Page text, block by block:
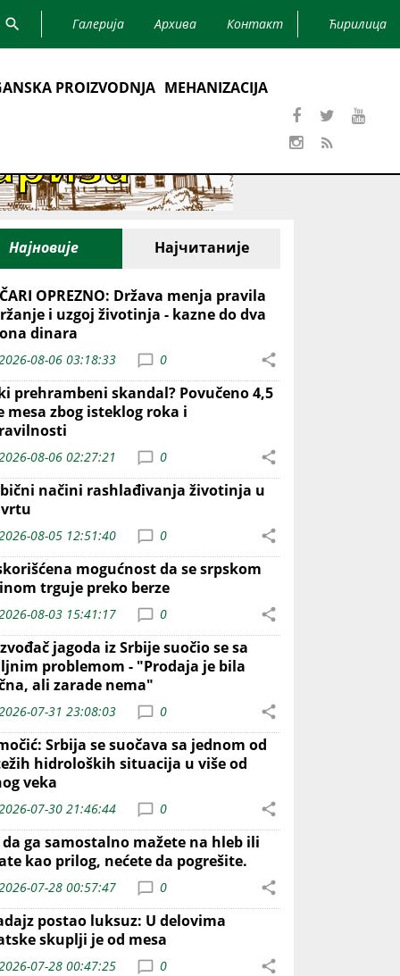
Галерија Архива Контакт Ћирилица
PROIZVODNJA MEHANIZACIJA
Најновије Најчитаније
OPREZNO: Država menja pravila
i uzgoj životinja - kazne do dva
dinara
08-06 03:18:33 0
prehrambeni skandal? Povučeno 4,5
mesa zbog isteklog roka i
08-06 02:27:21 0
načini rashlađivanja životinja u
vrtu
08-05 12:51:40 0
mogućnost da se srpskom
trguje preko berze
08-03 15:41:17 0
jagoda iz Srbije suočio se sa
problemom - "Prodaja je bila
ali zarade nema"
07-31 23:08:03 0
Srbija se suočava sa jednom od
hidroloških situacija u više od
veka
07-30 21:46:44 0
ga samostalno mažete na hleb ili
kao prilog, nećete da pogrešite.
07-28 00:57:47 0
postao luksuz: U delovima
skuplji je od mesa
07-28 00:47:25 0